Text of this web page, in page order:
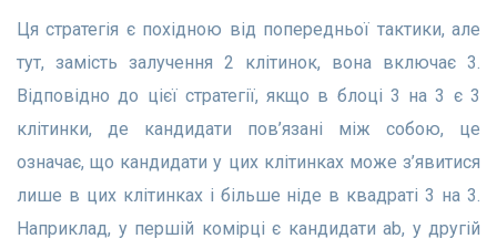
Ця стратегія є похідною від попередньої тактики, але
тут, замість залучення 2 клітинок, вона включає 3.
Відповідно до цієї стратегії, якщо в блоці 3 на 3 є 3
клітинки, де кандидати пов’язані між собою, це
означає, що кандидати у цих клітинках може з’явитися
лише в цих клітинках і більше ніде в квадраті 3 на 3.
Наприклад, у першій комірці є кандидати ab, у другій